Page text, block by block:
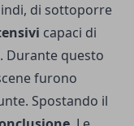
di sottoporre
capaci di
Durante questo
furono
Spostando il